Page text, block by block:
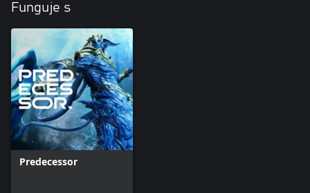
Funguje s
Predecessor